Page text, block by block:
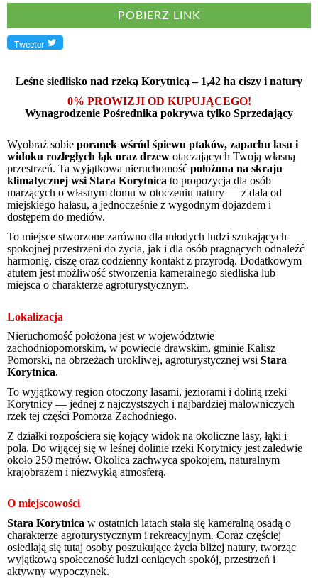
POBIERZ LINK
Tweeter
Leśne siedlisko nad rzeką Korytnicą – 1,42 ha ciszy i natury
0% PROWIZJI OD KUPUJĄCEGO!
Wynagrodzenie Pośrednika pokrywa tylko Sprzedający
Wyobraź sobie poranek wśród śpiewu ptaków, zapachu lasu i
widoku rozległych łąk oraz drzew otaczających Twoją własną
przestrzeń. Ta wyjątkowa nieruchomość położona na skraju
klimatycznej wsi Stara Korytnica to propozycja dla osób
marzących o własnym domu w otoczeniu natury — z dala od
miejskiego hałasu, a jednocześnie z wygodnym dojazdem i
dostępem do mediów.
To miejsce stworzone zarówno dla młodych ludzi szukających
spokojnej przestrzeni do życia, jak i dla osób pragnących odnaleźć
harmonię, ciszę oraz codzienny kontakt z przyrodą. Dodatkowym
atutem jest możliwość stworzenia kameralnego siedliska lub
miejsca o charakterze agroturystycznym.
Lokalizacja
Nieruchomość położona jest w województwie
zachodniopomorskim, w powiecie drawskim, gminie Kalisz
Pomorski, na obrzeżach urokliwej, agroturystycznej wsi Stara
Korytnica.
To wyjątkowy region otoczony lasami, jeziorami i doliną rzeki
Korytnicy — jednej z najczystszych i najbardziej malowniczych
rzek tej części Pomorza Zachodniego.
Z działki rozpościera się kojący widok na okoliczne lasy, łąki i
pola. Do wijącej się w leśnej dolinie rzeki Korytnicy jest zaledwie
około 250 metrów. Okolica zachwyca spokojem, naturalnym
krajobrazem i niezwykłą atmosferą.
O miejscowości
Stara Korytnica w ostatnich latach stała się kameralną osadą o
charakterze agroturystycznym i rekreacyjnym. Coraz częściej
osiedlają się tutaj osoby poszukujące życia bliżej natury, tworząc
wyjątkową społeczność ludzi ceniących spokój, przestrzeń i
aktywny wypoczynek.